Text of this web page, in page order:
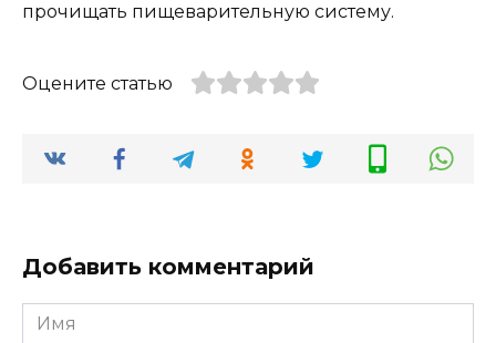
прочищать пищеварительную систему.
Оцените статью
Добавить комментарий
Имя